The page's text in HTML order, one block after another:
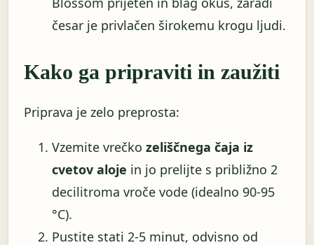
česar je privlačen širokemu krogu ljudi.
Kako ga pripraviti in zaužiti
Priprava je zelo preprosta:
Vzemite vrečko zeliščnega čaja iz
cvetov aloje in jo prelijte s približno 2
decilitroma vroče vode (idealno 90-95
°C).
Pustite stati 2-5 minut, odvisno od